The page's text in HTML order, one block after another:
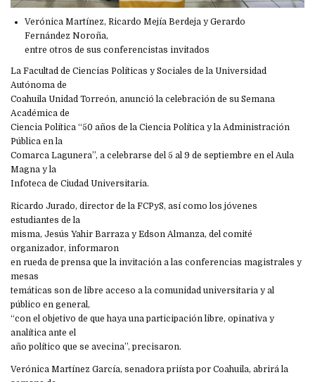
Verónica Martínez, Ricardo Mejía Berdeja y Gerardo
Fernández Noroña,
entre otros de sus conferencistas invitados
La Facultad de Ciencias Políticas y Sociales de la Universidad
Autónoma de
Coahuila Unidad Torreón, anunció la celebración de su Semana
Académica de
Ciencia Política “50 años de la Ciencia Política y la Administración
Pública en la
Comarca Lagunera”, a celebrarse del 5 al 9 de septiembre en el Aula
Magna y la
Infoteca de Ciudad Universitaria.
Ricardo Jurado, director de la FCPyS, así como los jóvenes
estudiantes de la
misma, Jesús Yahir Barraza y Edson Almanza, del comité
organizador, informaron
en rueda de prensa que la invitación a las conferencias magistrales y
mesas
temáticas son de libre acceso a la comunidad universitaria y al
público en general,
“con el objetivo de que haya una participación libre, opinativa y
analítica ante el
año político que se avecina”, precisaron.
Verónica Martínez García, senadora priísta por Coahuila, abrirá la